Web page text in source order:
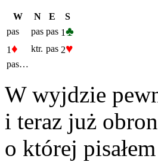
W N E
S
pas
pas pas 1♣
1♦ ktr. pas 2♥
pas…
W wyjdzie
i teraz już
o której